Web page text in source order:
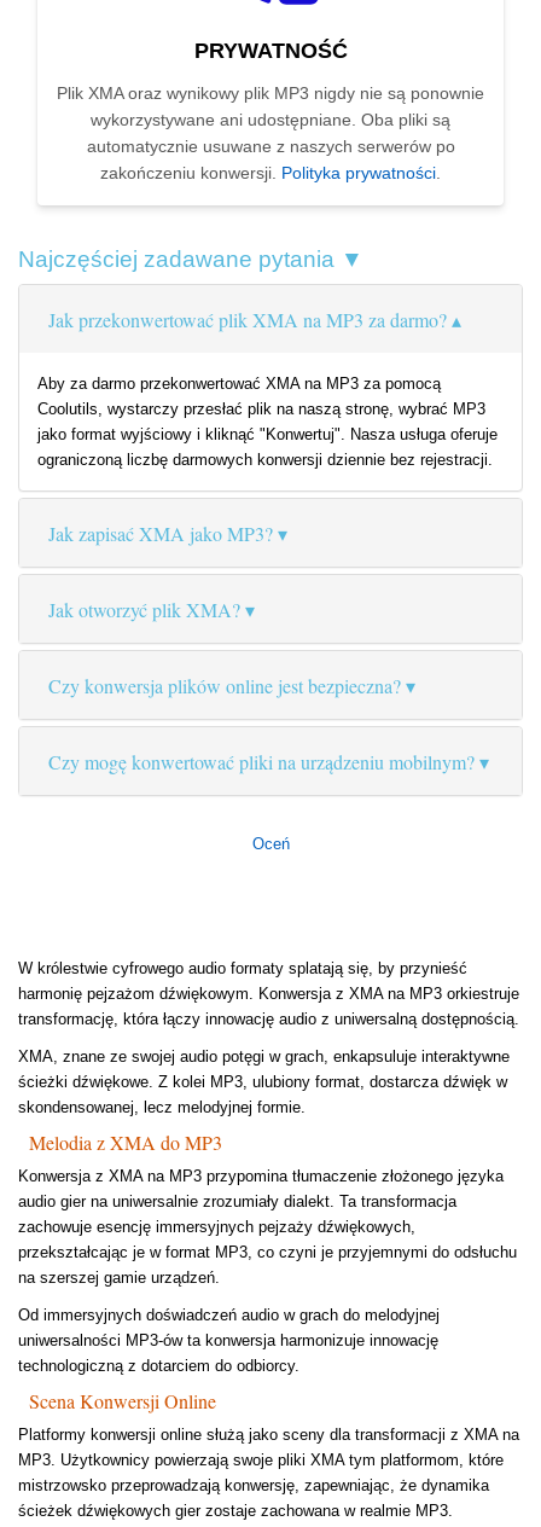
PRYWATNOŚĆ
Plik XMA oraz wynikowy plik MP3 nigdy nie są ponownie
wykorzystywane ani udostępniane. Oba pliki są
automatycznie usuwane z naszych serwerów po
zakończeniu konwersji. Polityka prywatności.
Najczęściej zadawane pytania ▼
Jak przekonwertować plik XMA na MP3 za darmo?
Aby za darmo przekonwertować XMA na MP3 za pomocą
Coolutils, wystarczy przesłać plik na naszą stronę, wybrać MP3
jako format wyjściowy i kliknąć "Konwertuj". Nasza usługa oferuje
ograniczoną liczbę darmowych konwersji dziennie bez rejestracji.
Jak zapisać XMA jako MP3?
Jak otworzyć plik XMA?
Czy konwersja plików online jest bezpieczna?
Czy mogę konwertować pliki na urządzeniu mobilnym?
Oceń
W królestwie cyfrowego audio formaty splatają się, by przynieść
harmonię pejzażom dźwiękowym. Konwersja z XMA na MP3 orkiestruje
transformację, która łączy innowację audio z uniwersalną dostępnością.
XMA, znane ze swojej audio potęgi w grach, enkapsuluje interaktywne
ścieżki dźwiękowe. Z kolei MP3, ulubiony format, dostarcza dźwięk w
skondensowanej, lecz melodyjnej formie.
Melodia z XMA do MP3
Konwersja z XMA na MP3 przypomina tłumaczenie złożonego języka
audio gier na uniwersalnie zrozumiały dialekt. Ta transformacja
zachowuje esencję immersyjnych pejzaży dźwiękowych,
przekształcając je w format MP3, co czyni je przyjemnymi do odsłuchu
na szerszej gamie urządzeń.
Od immersyjnych doświadczeń audio w grach do melodyjnej
uniwersalności MP3-ów ta konwersja harmonizuje innowację
technologiczną z dotarciem do odbiorcy.
Scena Konwersji Online
Platformy konwersji online służą jako sceny dla transformacji z XMA na
MP3. Użytkownicy powierzają swoje pliki XMA tym platformom, które
mistrzowsko przeprowadzają konwersję, zapewniając, że dynamika
ścieżek dźwiękowych gier zostaje zachowana w realmie MP3.